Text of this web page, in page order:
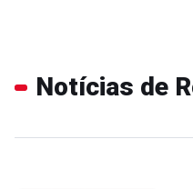
Notícias de